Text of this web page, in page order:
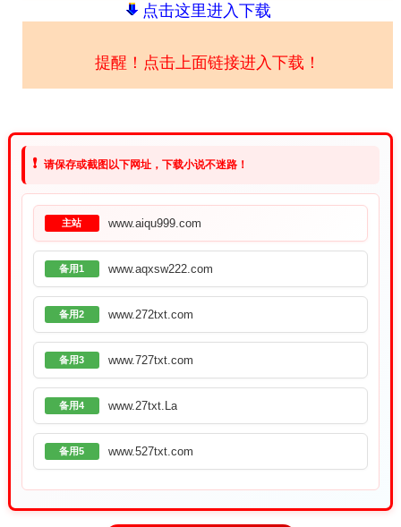
点击这里进入下载
提醒！点击上面链接进入下载！
❗ 请保存或截图以下网址，下载小说不迷路！
主站 www.aiqu999.com
备用1 www.aqxsw222.com
备用2 www.272txt.com
备用3 www.727txt.com
备用4 www.27txt.La
备用5 www.527txt.com